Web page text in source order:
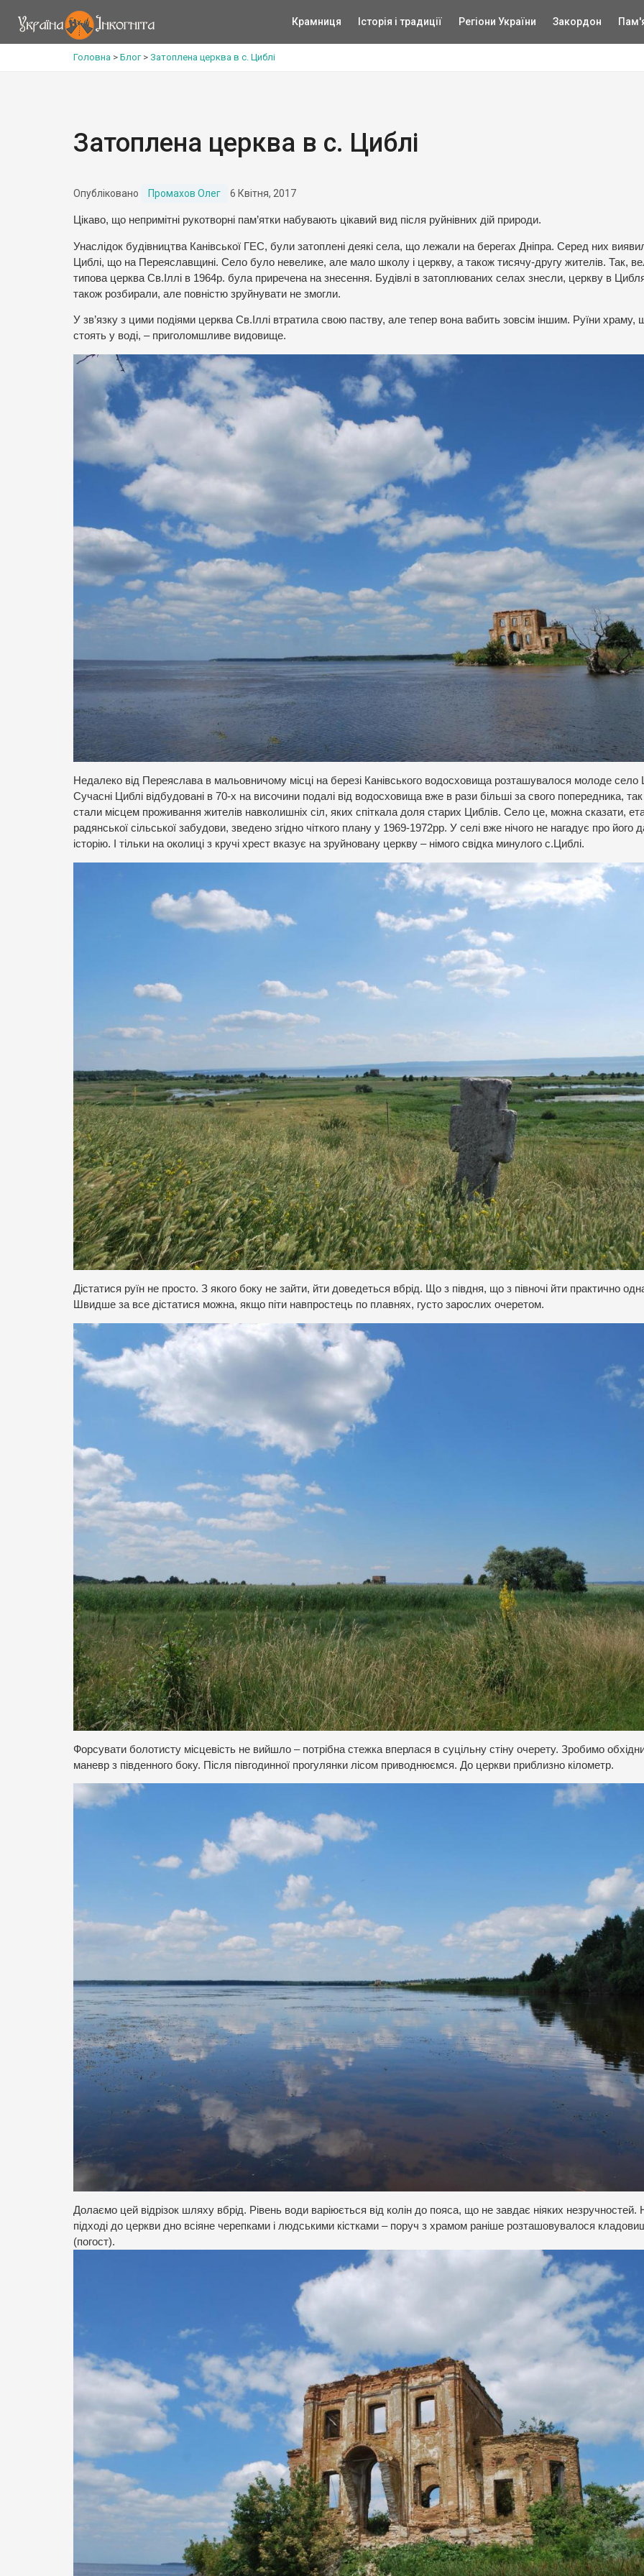
Крамниця Історія і традиції Регіони України Закордон
Головна > Блог> Затоплена церква в с. Циблі
Затоплена церква в с. Циблі
Опубліковано Промахов Олег 6 Квітня, 2017
Цікаво, що непримітні рукотворні пам’ятки набувають цікавий вид після руйнівних дій природи.
Унаслідок будівництва Канівської ГЕС, були затоплені деякі села, що лежали на берегах Дніпра. Серед них
Циблі, що на Переяславщині. Село було невелике, але мало школу і церкву, а також тисячу-другу жителів. Так,
типова церква Св.Іллі в 1964р. була приречена на знесення. Будівлі в затоплюваних селах знесли, церкву в
також розбирали, але повністю зруйнувати не змогли.
У зв’язку з цими подіями церква Св.Іллі втратила свою паству, але тепер вона вабить зовсім іншим. Руїни храму,
стоять у воді, – приголомшливе видовище.
Недалеко від Переяслава в мальовничому місці на березі Канівського водосховища розташувалося молоде село
Сучасні Циблі відбудовані в 70-х на височини подалі від водосховища вже в рази більші за свого попередника,
стали місцем проживання жителів навколишніх сіл, яких спіткала доля старих Циблів. Село це, можна сказати,
радянської сільської забудови, зведено згідно чіткого плану у 1969-1972рр. У селі вже нічого не нагадує про його
історію. І тільки на околиці з кручі хрест вказує на зруйновану церкву – німого свідка минулого с.Циблі.
Дістатися руїн не просто. З якого боку не зайти, йти доведеться вбрід. Що з півдня, що з півночі йти практично
Швидше за все дістатися можна, якщо піти навпростець по плавнях, густо зарослих очеретом.
Форсувати болотисту місцевість не вийшло – потрібна стежка вперлася в суцільну стіну очерету. Зробимо
маневр з південного боку. Після півгодинної прогулянки лісом приводнюємся. До церкви приблизно кілометр.
Долаємо цей відрізок шляху вбрід. Рівень води варіюється від колін до пояса, що не завдає ніяких незручностей.
підході до церкви дно всіяне черепками і людськими кістками – поруч з храмом раніше розташовувалося
(погост).